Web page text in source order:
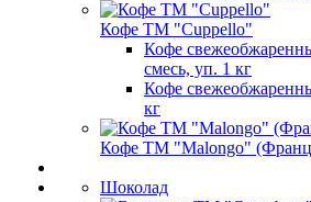
Кофе ТМ "Cuppello"
Кофе
смесь, уп. 1 кг
Кофе
кг
Кофе ТМ "Malongo"
Шоколад